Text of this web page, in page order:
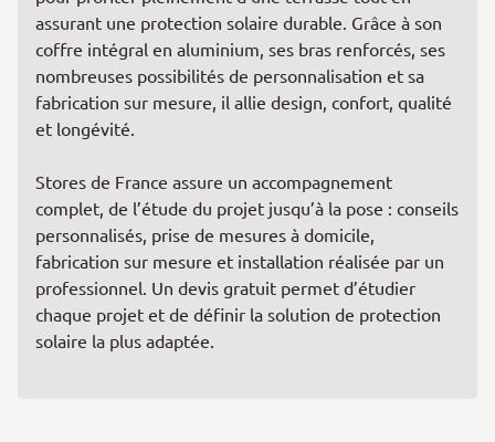
assurant une protection solaire durable. Grâce à son
coffre intégral en aluminium, ses bras renforcés, ses
nombreuses possibilités de personnalisation et sa
fabrication sur mesure, il allie design, confort, qualité
et longévité.
Stores de France assure un accompagnement
complet, de l’étude du projet jusqu’à la pose : conseils
personnalisés, prise de mesures à domicile,
fabrication sur mesure et installation réalisée par un
professionnel. Un devis gratuit permet d’étudier
chaque projet et de définir la solution de protection
solaire la plus adaptée.